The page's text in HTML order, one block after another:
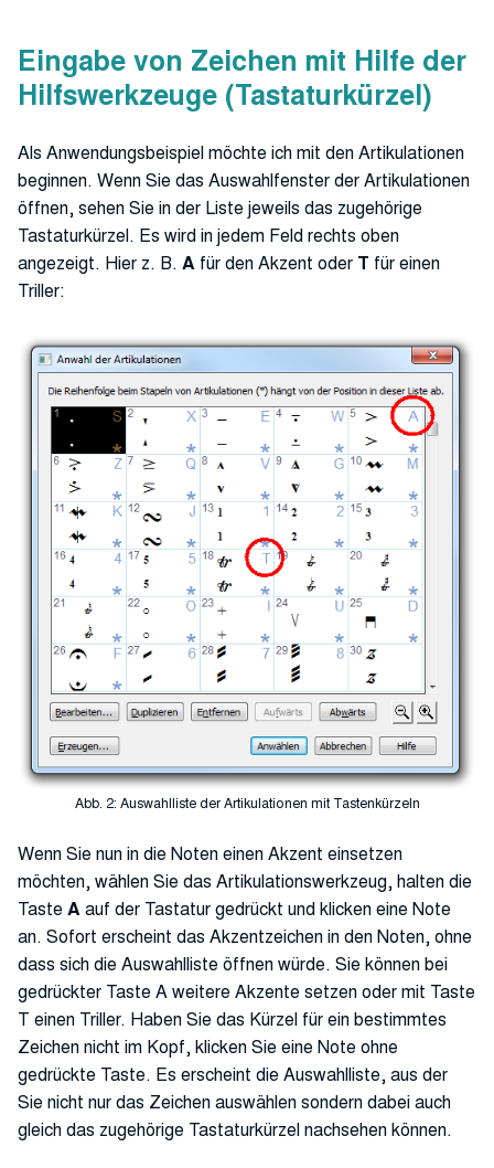
Eingabe von Zeichen mit Hilfe der
Hilfswerkzeuge (Tastaturkürzel)
Als Anwendungsbeispiel möchte ich mit den Artikulationen
beginnen. Wenn Sie das Auswahlfenster der Artikulationen
öffnen, sehen Sie in der Liste jeweils das zugehörige
Tastaturkürzel. Es wird in jedem Feld rechts oben
angezeigt. Hier z. B. A für den Akzent oder T für einen
Triller:
Abb. 2: Auswahlliste der Artikulationen mit Tastenkürzeln
Wenn Sie nun in die Noten einen Akzent einsetzen
möchten, wählen Sie das Artikulationswerkzeug, halten die
Taste A auf der Tastatur gedrückt und klicken eine Note
an. Sofort erscheint das Akzentzeichen in den Noten, ohne
dass sich die Auswahlliste öffnen würde. Sie können bei
gedrückter Taste A weitere Akzente setzen oder mit Taste
T einen Triller. Haben Sie das Kürzel für ein bestimmtes
Zeichen nicht im Kopf, klicken Sie eine Note ohne
gedrückte Taste. Es erscheint die Auswahlliste, aus der
Sie nicht nur das Zeichen auswählen sondern dabei auch
gleich das zugehörige Tastaturkürzel nachsehen können.